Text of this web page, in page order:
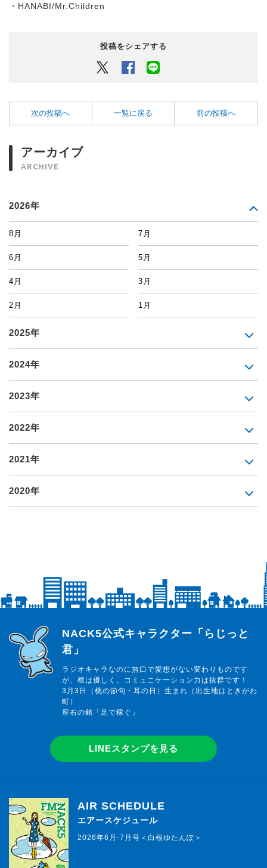
・HANABI/Mr.Children
投稿をシェアする
Twitter Facebook
次の投稿へ 一覧に戻る 前の投稿へ
アーカイブ
ARCHIVE
2026年
8月 7月
6月 5月
4月 3月
2月 1月
2025年
2024年
2023年
2022年
2021年
2020年
らじっと君
NACK5公式キャラクター「らじっと
君」
ラジオキャラなのに無口で愛想がない変わりものです
が、根は優しく、コミュニケーション力は抜群です！
3月3日（桃の節句・耳の日）生まれ（出生地はときがわ
町）
座右の銘「足で稼ぐ」
LINEスタンプを見る
AIR SCHEDULE
エアースケジュール
2026年6月-7月号＜白根ゆたんぽ＞